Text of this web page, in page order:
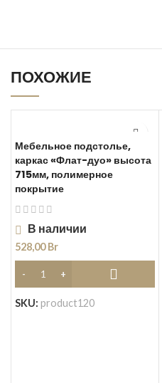
ПОХОЖИЕ
Мебельное подстолье,
каркас «Флат-дуо» высота
715мм, полимерное
покрытие
В наличии
528,00Br
SKU: product120